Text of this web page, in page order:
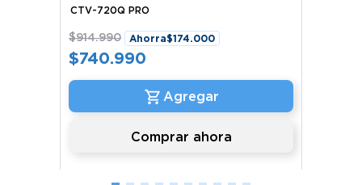
CTV-720Q PRO
$914.990 Ahorra$174.000
$740.990
Comprar ahora